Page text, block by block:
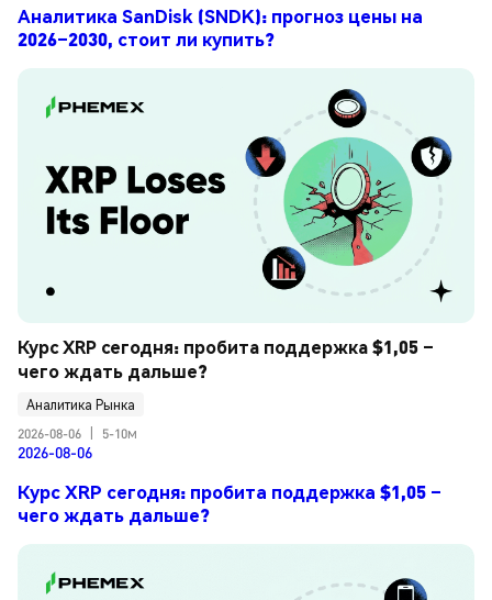
Аналитика SanDisk (SNDK): прогноз цены на
2026–2030, стоит ли купить?
Курс XRP сегодня: пробита поддержка $1,05 –
чего ждать дальше?
Аналитика Рынка
2026-08-06
5-10м
2026-08-06
Курс XRP сегодня: пробита поддержка $1,05 –
чего ждать дальше?